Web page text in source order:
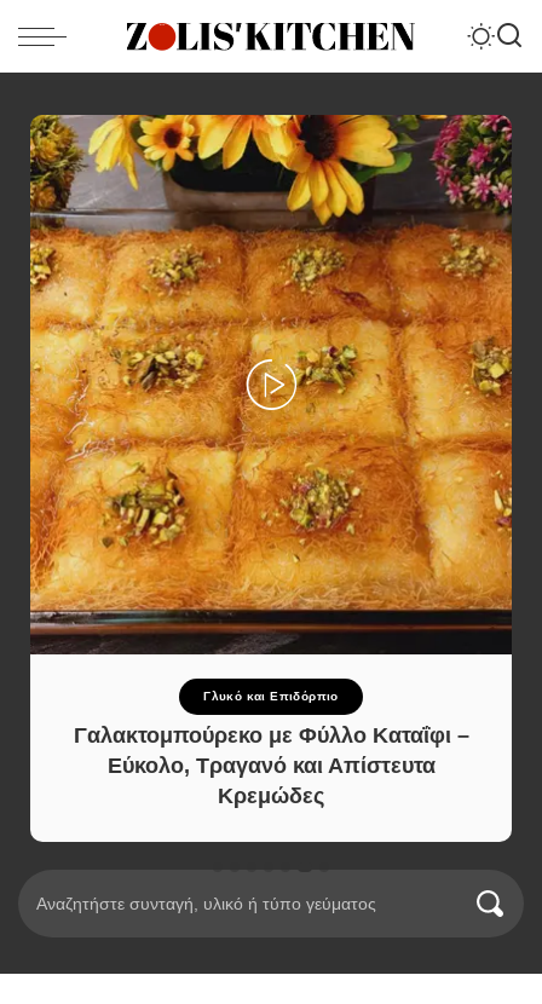
Γλυκό και Επιδόρπιο
Γαλακτομπούρεκο με Φύλλο Καταΐφι –
Εύκολο, Τραγανό και Απίστευτα
Κρεμώδες